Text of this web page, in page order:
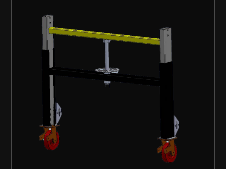
棧板 / 周轉籃物流輸送線
標準輸送模組系列
整廠輸送規劃
工業周邊與工作站設備
工作桌